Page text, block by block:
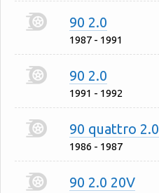
90 2.0
1987 - 1991
90 2.0
1991 - 1992
90 quattro 2.0
1986 - 1987
90 2.0 20V